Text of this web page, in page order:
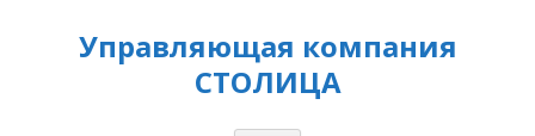
Управляющая компания
СТОЛИЦА